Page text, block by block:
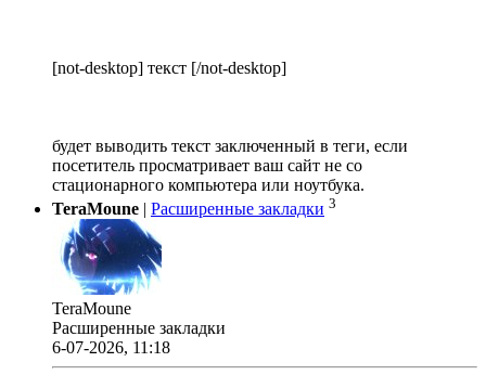
[not-desktop] текст [/not-desktop]
будет выводить текст заключенный в теги, если
посетитель просматривает ваш сайт не со
стационарного компьютера или ноутбука.
TeraMoune | Расширенные закладки 3
TeraMoune
Расширенные закладки
6-07-2026, 11:18